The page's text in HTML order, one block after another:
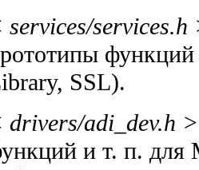
services/services.h
функций
SSL).
drivers/adi_dev.h >
и т. п. для